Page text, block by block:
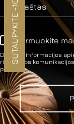
Informuokite
Daugiau informacijos
rinkodaros
politikoje.
SUTAUPYKITE -10%